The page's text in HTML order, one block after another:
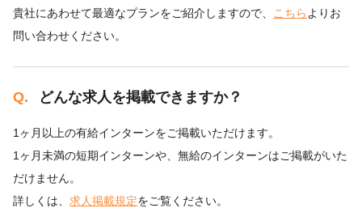
貴社にあわせて最適なプランをご紹介しますので、
こちら よりお
問い合わせください。
Q. どんな求人を掲載できますか？
1ヶ月以上の有給インターンをご掲載いただけます。
1ヶ月未満の短期インターンや、無給のインターンはご掲載がいた
だけません。
詳しくは、 求人掲載規定をご覧ください。